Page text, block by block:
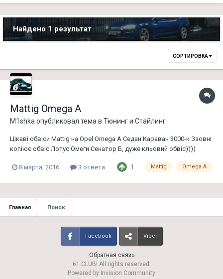
Найдено 1 результат
СОРТИРОВКА
Mattig Omega A
M1shka опубликовал тема в Тюнинг и Стайлинг
Цікаві обвіси Mattig на Opel Omega A Седан Караван 3000-к Ззовні
копіює обвіс Лотус Омеги Сенатор Б, дуже кльовий обвіс))))
8 марта, 2016
3 ответа 1 Mattig Omega A
Главная Поиск
Обратная связь
Facebook Viber
61.CLUB! All rights reserved.
Powered by Invision Community